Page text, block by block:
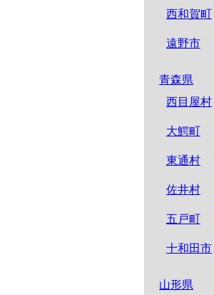
西和賀町
遠野市
青森県
西目屋村
大鰐町
東通村
佐井村
五戸町
十和田市
山形県